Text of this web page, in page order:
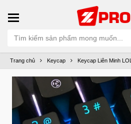
Trang chủ Keycap Keycap Liên Minh LOL